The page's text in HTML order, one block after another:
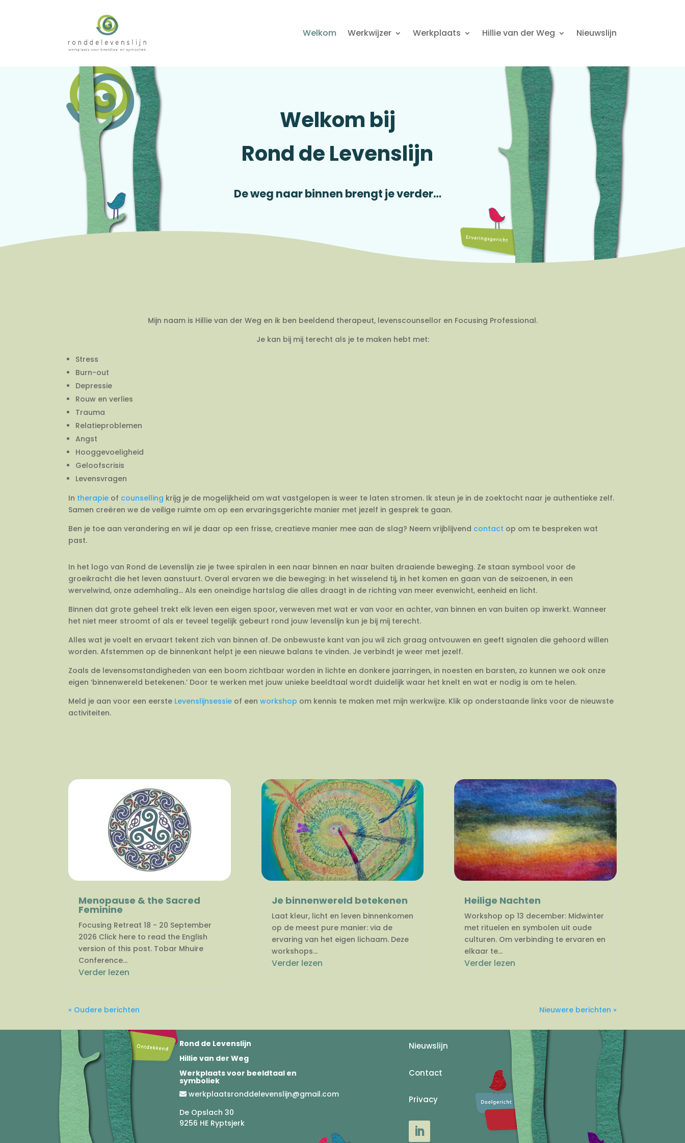
Welkom Werkwijzer Werkplaats Hillie van der Weg Nieuwslijn
Welkom bij
Rond de Levenslijn
De weg naar binnen brengt je verder…
Mijn naam is Hillie van der Weg en ik ben beeldend therapeut, levenscounsellor en Focusing Professional.
Je kan bij mij terecht als je te maken hebt met:
Stress
Burn-out
Depressie
Rouw en verlies
Trauma
Relatieproblemen
Angst
Hooggevoeligheid
Geloofscrisis
Levensvragen
In therapie of counselling krijg je de mogelijkheid om wat vastgelopen is weer te laten stromen. Ik steun je in de zoektocht naar je authentieke zelf.
Samen creëren we de veilige ruimte om op een ervaringsgerichte manier met jezelf in gesprek te gaan.
Ben je toe aan verandering en wil je daar op een frisse, creatieve manier mee aan de slag? Neem vrijblijvend contact op om te bespreken wat
past.
In het logo van Rond de Levenslijn zie je twee spiralen in een naar binnen en naar buiten draaiende beweging. Ze staan symbool voor de
groeikracht die het leven aanstuurt. Overal ervaren we die beweging: in het wisselend tij, in het komen en gaan van de seizoenen, in een
wervelwind, onze ademhaling… Als een oneindige hartslag die alles draagt in de richting van meer evenwicht, eenheid en licht.
Binnen dat grote geheel trekt elk leven een eigen spoor, verweven met wat er van voor en achter, van binnen en van buiten op inwerkt. Wanneer
het niet meer stroomt of als er teveel tegelijk gebeurt rond jouw levenslijn kun je bij mij terecht.
Alles wat je voelt en ervaart tekent zich van binnen af. De onbewuste kant van jou wil zich graag ontvouwen en geeft signalen die gehoord willen
worden. Afstemmen op de binnenkant helpt je een nieuwe balans te vinden. Je verbindt je weer met jezelf.
Zoals de levensomstandigheden van een boom zichtbaar worden in lichte en donkere jaarringen, in noesten en barsten, zo kunnen we ook onze
eigen ‘binnenwereld betekenen.’ Door te werken met jouw unieke beeldtaal wordt duidelijk waar het knelt en wat er nodig is om te helen.
Meld je aan voor een eerste Levenslijnsessie of eenworkshop om kennis te maken met mijn werkwijze. Klik op onderstaande links voor de nieuwste
activiteiten.
Menopause & the Sacred
Feminine
Focusing Retreat 18 - 20 September
2026 Click here to read the English
version of this post. Tobar Mhuire
Conference...
Verder lezen
Je binnenwereld betekenen
Laat kleur, licht en leven binnenkomen
op de meest pure manier: via de
ervaring van het eigen lichaam. Deze
workshops...
Verder lezen
Heilige Nachten
Workshop op 13 december: Midwinter
met rituelen en symbolen uit oude
culturen. Om verbinding te ervaren en
elkaar te...
Verder lezen
« Oudere berichten Nieuwere berichten »
Rond de Levenslijn
Hillie van der Weg
Werkplaats voor beeldtaal en
symboliek
werkplaatsronddelevenslijn@gmail.com
De Opslach 30
9256 HE Ryptsjerk
Nieuwslijn
Contact
Privacy